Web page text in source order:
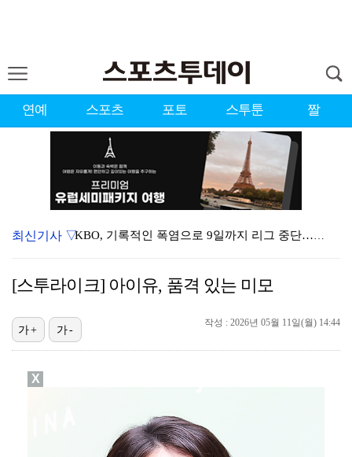
연예 스포츠 포토 스투툰 짤
KBO, 기록적인 폭염으로 9일까지 리그 중단…내달 6…
청문회부터 압수수색·심판 성접대 의혹까지…월드컵 탈락이…
"우산으로 때려"vs"그런 적 없다"…23기 부부 엇갈…
최신기사 ▽
[스투라이크] 아이유, 품격 있는 미모
작성 : 2026년 05월 11일(월) 14:44
가+ 가-
X